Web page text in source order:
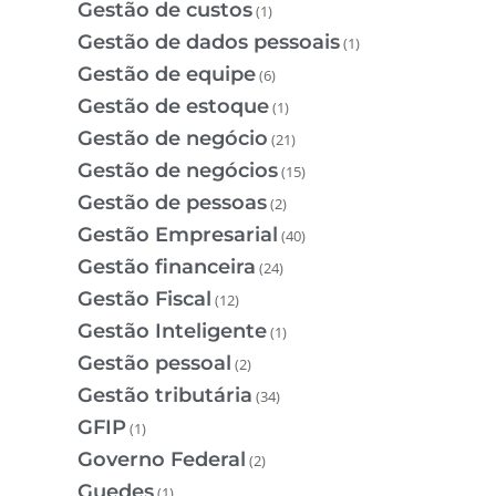
Gestão de custos(1)
Gestão de dados pessoais(1)
Gestão de equipe(6)
Gestão de estoque(1)
Gestão de negócio (21)
Gestão de negócios(15)
Gestão de pessoas(2)
Gestão Empresarial (40)
Gestão financeira (24)
Gestão Fiscal (12)
Gestão Inteligente(1)
Gestão pessoal (2)
Gestão tributária (34)
GFIP(1)
Governo Federal (2)